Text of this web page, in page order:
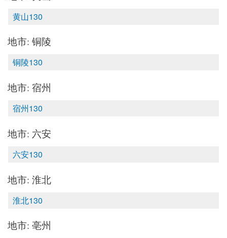
黄山130
地市: 铜陵
铜陵130
地市: 宿州
宿州130
地市: 六安
六安130
地市: 淮北
淮北130
地市: 亳州